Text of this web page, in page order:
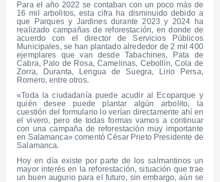
Para el año 2022 se contaban con un poco más de
16 mil arbolitos, esta cifra ha disminuido debido a
que Parques y Jardines durante 2023 y 2024 ha
realizado campañas de reforestación, en donde de
acuerdo con el director de Servicios Públicos
Municipales, se han plantado alrededor de 2 mil 400
ejemplares que van desde Tabachines, Pata de
Cabra, Palo de Rosa, Camelinas, Cebollín, Cola de
Zorra, Duranta, Lengua de Suegra, Lirio Persa,
Romero, entre otros.
«Toda la ciudadanía puede acudir al Ecoparque y
quién desee puede plantar algún arbolito, la
cuestión del formulario lo verían directamente ahí en
el vivero, pero de todas formas vamos a continuar
con una campaña de reforestación muy importante
en Salamanca» comentó César Prieto Presidente de
Salamanca.
Hoy en día existe por parte de los salmantinos un
mayor interés en la reforestación, situación que trae
un buen augurio para el futuro, sin embargo, aún se